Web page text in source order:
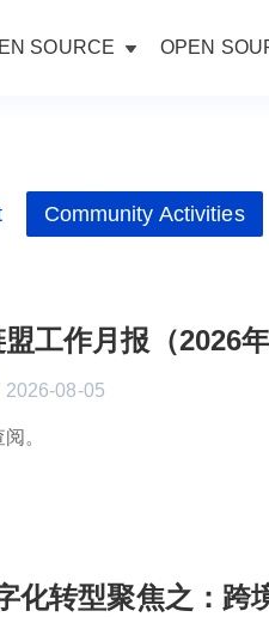
SOURCE OPEN
Community Activities
工作月报（2026年
2026-08-05
。
化转型聚焦之：跨